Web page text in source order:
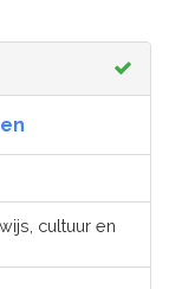
cultuur en